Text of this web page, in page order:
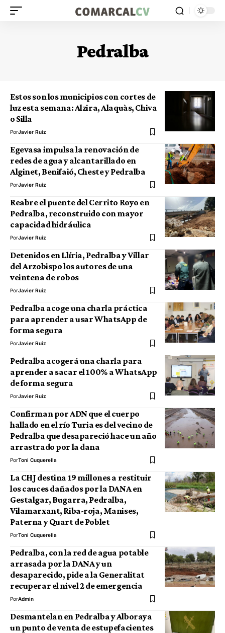
Pedralba
Estos son los municipios con cortes de
luz esta semana: Alzira, Alaquàs, Chiva
o Silla
PorJavier Ruiz
Egevasa impulsa la renovación de
redes de agua y alcantarillado en
Alginet, Benifaió, Cheste y Pedralba
PorJavier Ruiz
Reabre el puente del Cerrito Royo en
Pedralba, reconstruido con mayor
capacidad hidráulica
PorJavier Ruiz
Detenidos en Llíria, Pedralba y Villar
del Arzobispo los autores de una
veintena de robos
PorJavier Ruiz
Pedralba acoge una charla práctica
para aprender a usar WhatsApp de
forma segura
PorJavier Ruiz
Pedralba acogerá una charla para
aprender a sacar el 100% a WhatsApp
de forma segura
PorJavier Ruiz
Confirman por ADN que el cuerpo
hallado en el río Turia es del vecino de
Pedralba que desapareció hace un año
arrastrado por la dana
PorToni Cuquerella
La CHJ destina 19 millones a restituir
los cauces dañados por la DANA en
Gestalgar, Bugarra, Pedralba,
Vilamarxant, Riba-roja, Manises,
Paterna y Quart de Poblet
PorToni Cuquerella
Pedralba, con la red de agua potable
arrasada por la DANA y un
desaparecido, pide a la Generalitat
recuperar el nivel 2 de emergencia
PorAdmin
Desmantelan en Pedralba y Alboraya
un punto de venta de estupefacientes